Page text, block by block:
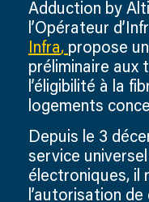
Adduction by
l’Opérateur
Infra, propose
préliminaire aux
l’éligibilité à la
logements
Depuis le 3
service
électroniques, il
l’autorisation